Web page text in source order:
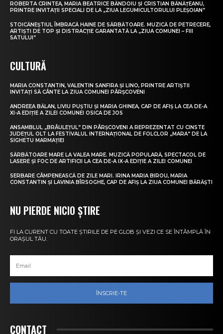
ROBERTA CRINTEA, MARIA BEATRICE BĂNDOIU ȘI CRISTIAN BĂNĂȚEANU,
PRINTRE INVITAȚII SPECIALI DE LA „ZIUA LEGUMICULTORULUI PLEȘOIAN”
STOICĂNEȘTIUL ÎMBRACĂ HAINE DE SĂRBĂTOARE. MUZICĂ DE PETRECERE,
ARTIȘTI DE TOP ȘI DISTRACȚIE GARANTATĂ LA „ZIUA COMUNEI – FIII
SATULUI”
CULTURĂ
MARIA CONSTANTIN, VALENTIN SANFIRA ȘI LINO, PRINTRE ARTIȘTII
INVITAȚI SĂ CÂNTE LA ZIUA COMUNEI PÂRȘCOVENI
ANDREEA BĂLAN, LIVIU PUȘTIU ȘI MARIA GHINEA, CAP DE AFIȘ LA CEA DE-A
XI-A EDIȚIE A ZILEI COMUNEI OSICA DE JOS
ANSAMBLUL „BRÂULEȚUL” DIN PÂRȘCOVENI A REPREZENTAT CU CINSTE
JUDEȚUL OLT LA FESTIVALUL INTERNAȚIONAL DE FOLCLOR „MARA” DE LA
SIGHETU MARMAȚIEI
SĂRBĂTOARE MARE LA VALEA MARE. MUZICĂ POPULARĂ, SPECTACOL DE
LASERE ȘI FOC DE ARTIFICII LA CEA DE-A IX-A EDIȚIE A ZILEI COMUNEI
SERBARE CÂMPENEASCĂ DE ZILE MARI. IRINA MARIA BIROU, MARIA
CONSTANTIN ȘI LAVINIA BÎRSOGHE, CAP DE AFIȘ LA ZIUA COMUNEI BĂRĂȘTI
NU PIERDE NICIO ȘTIRE
FI LA CURENT CU TOATE ȘTIRILE DE PE GLOB ȘI VEZI CE SE ÎNTÂMPLĂ ÎN
ORAȘUL TĂU.
ÎNSCRIE-TE
CONTACT